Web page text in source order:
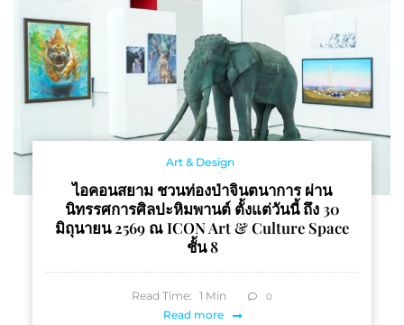
Art & Design
ไอคอนสยาม ชวนท่องป่าจินตนาการ ผ่าน
นิทรรศการศิลปะหิมพานต์ ตั้งแต่วันนี้ ถึง 30
มิถุนายน 2569 ณ ICON Art & Culture Space
ชั้น 8
Read Time: 1 Min 0
Read more